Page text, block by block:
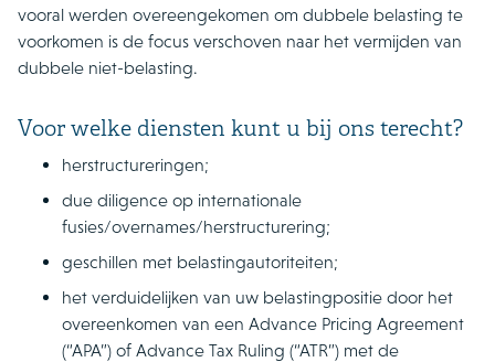
vooral werden overeengekomen om dubbele belasting te
voorkomen is de focus verschoven naar het vermijden van
dubbele niet-belasting.
Voor welke diensten kunt u bij ons terecht?
herstructureringen;
due diligence op internationale
fusies/overnames/herstructurering;
geschillen met belastingautoriteiten;
het verduidelijken van uw belastingpositie door het
overeenkomen van een Advance Pricing Agreement
(“APA”) of Advance Tax Ruling (“ATR”) met de